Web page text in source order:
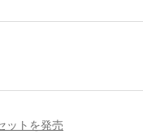
ットを発売